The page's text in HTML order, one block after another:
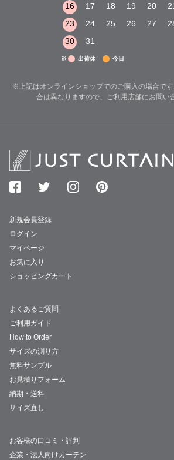
16
17 18 19 20
23
24 25 26 27
30
31
※ 出荷休 今日
※上記はオンラインショップでのご購入の場合で
合は異なりますので、ご利用店舗にお問い
新規会員登録
ログイン
マイページ
お気に入り
ショッピングカート
よくあるご質問
ご利用ガイド
How to Order
サイズの測り方
無料サンプル
お見積りフォーム
納期・送料
サイズ直し
お客様の口コミ・評判
企業・法人向けカーテン